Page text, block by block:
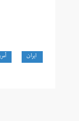
ایران